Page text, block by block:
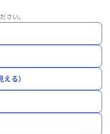
さい。
る）